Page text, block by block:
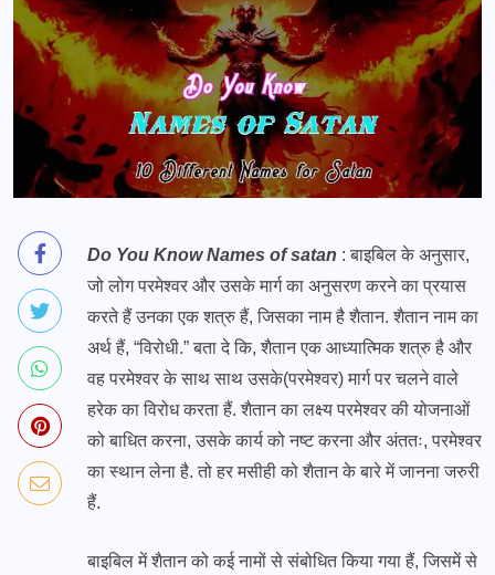
Do You Know Names of satan : बाइबिल के अनुसार,
जो लोग परमेश्वर और उसके मार्ग का अनुसरण करने का प्रयास
करते हैं उनका एक शत्रु हैं, जिसका नाम है शैतान. शैतान नाम का
अर्थ हैं, “विरोधी.” बता दे कि, शैतान एक आध्यात्मिक शत्रु है और
वह परमेश्वर के साथ साथ उसके(परमेश्वर) मार्ग पर चलने वाले
हरेक का विरोध करता हैं. शैतान का लक्ष्य परमेश्वर की योजनाओं
को बाधित करना, उसके कार्य को नष्ट करना और अंततः, परमेश्वर
का स्थान लेना है. तो हर मसीही को शैतान के बारे में जानना जरुरी
हैं.
बाइबिल में शैतान को कई नामों से संबोधित किया गया हैं, जिसमें से